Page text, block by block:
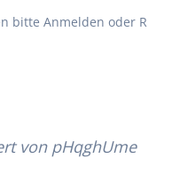
bitte Anmelden oder R
von pHqghUme